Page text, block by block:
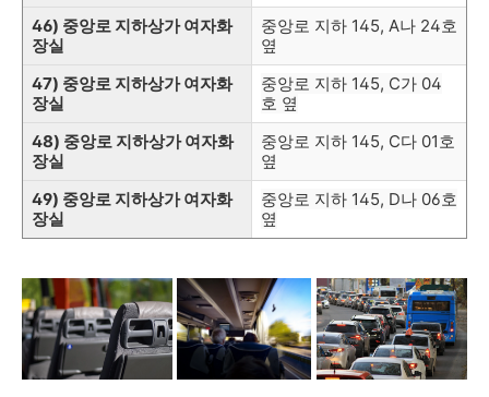
46) 중앙로 지하상가 여자화
장실
중앙로 지하 145, A나 24호
옆
47) 중앙로 지하상가 여자화
장실
중앙로 지하 145, C가 04
호 옆
48) 중앙로 지하상가 여자화
장실
중앙로 지하 145, C다 01호
옆
49) 중앙로 지하상가 여자화
장실
중앙로 지하 145, D나 06호
옆